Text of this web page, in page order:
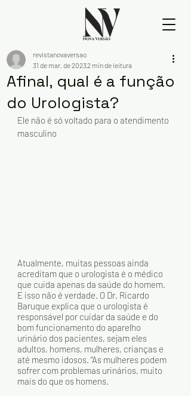
Afinal, qual é a função
do Urologista?
revistanovaversao
31 de mar. de 20232 min de leitura
Ele não é só voltado para o atendimento
masculino
Atualmente, muitas pessoas ainda
acreditam que o urologista é o médico
que cuida apenas da saúde do homem.
E isso não é verdade. O Dr. Ricardo
Baruque explica que o urologista é
responsável por cuidar da saúde e do
bom funcionamento do aparelho
urinário dos pacientes, sejam eles
adultos, homens, mulheres, crianças e
até mesmo idosos. “As mulheres podem
sofrer com problemas urinários, muito
mais do que os homens.